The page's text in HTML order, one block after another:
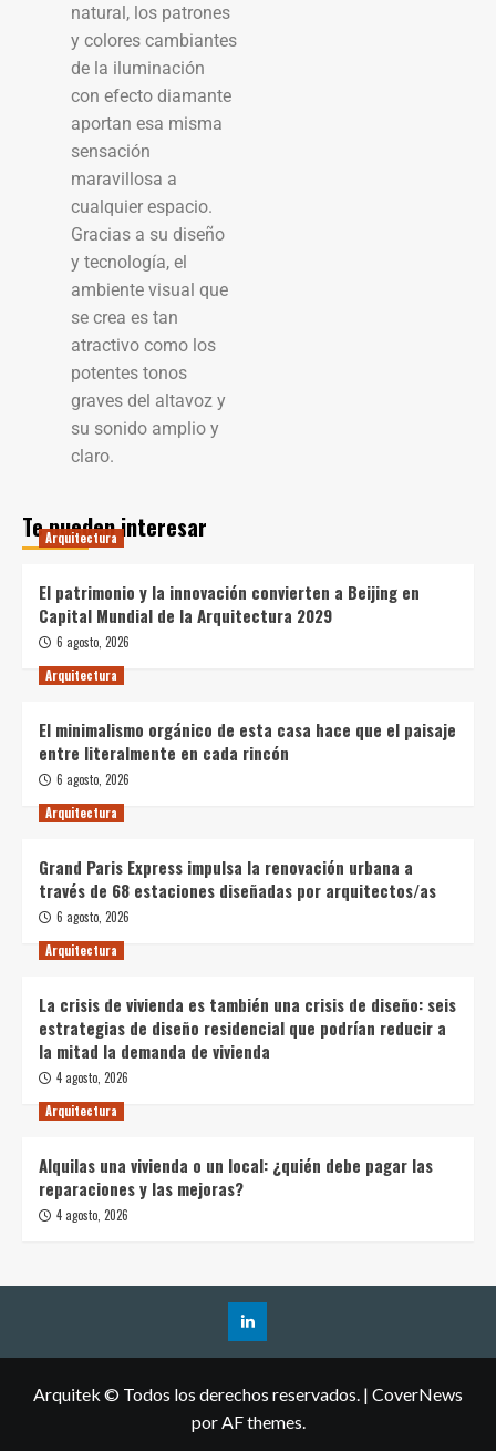
natural, los patrones
y colores cambiantes
de la iluminación
con efecto diamante
aportan esa misma
sensación
maravillosa a
cualquier espacio.
Gracias a su diseño
y tecnología, el
ambiente visual que
se crea es tan
atractivo como los
potentes tonos
graves del altavoz y
su sonido amplio y
claro.
Te pueden interesar
Arquitectura
El patrimonio y la innovación convierten a Beijing en
Capital Mundial de la Arquitectura 2029
6 agosto, 2026
Arquitectura
El minimalismo orgánico de esta casa hace que el paisaje
entre literalmente en cada rincón
6 agosto, 2026
Arquitectura
Grand Paris Express impulsa la renovación urbana a
través de 68 estaciones diseñadas por arquitectos/as
6 agosto, 2026
Arquitectura
La crisis de vivienda es también una crisis de diseño: seis
estrategias de diseño residencial que podrían reducir a
la mitad la demanda de vivienda
4 agosto, 2026
Arquitectura
Alquilas una vivienda o un local: ¿quién debe pagar las
reparaciones y las mejoras?
4 agosto, 2026
Arquitek © Todos los derechos reservados. | CoverNews
por AF themes.